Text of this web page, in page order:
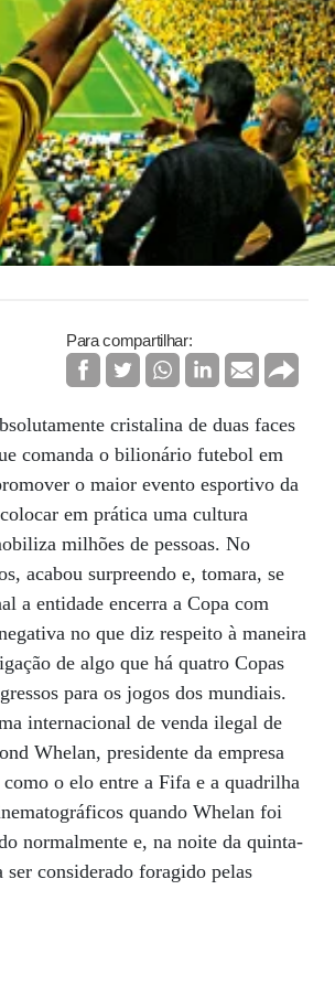
Para compartilhar:
cristalina de duas faces
comanda o bilionário futebol em
o maior evento esportivo da
em prática uma cultura
milhões de pessoas. No
acabou surpreendo e, tomara, se
a entidade encerra a Copa com
no que diz respeito à maneira
de algo que há quatro Copas
para os jogos dos mundiais.
internacional de venda ilegal de
Whelan, presidente da empresa
o elo entre a Fifa e a quadrilha
quando Whelan foi
normalmente e, na noite da quinta-
ser considerado foragido pelas